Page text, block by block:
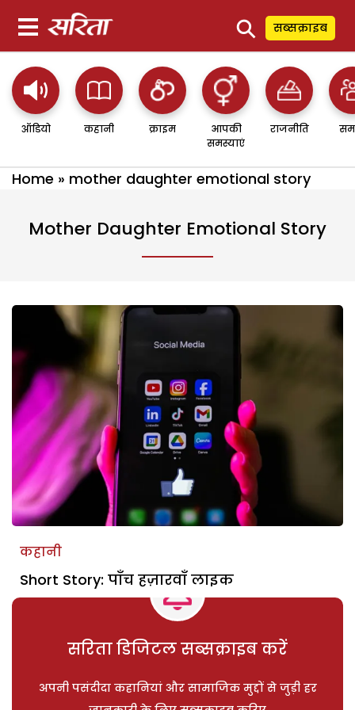
⚲ सब्सक्राइब
ऑडियो कहानी क्राइम
आपकी
समस्याएं
राजनीति
Home » mother daughter emotional story
Mother Daughter Emotional Story
कहानी
Short Story: पाँच हज़ारवाँ लाइक
सरिता डिजिटल सब्सक्राइब करें
अपनी पसंदीदा कहानियां और सामाजिक मुद्दों से जुड़ी हर